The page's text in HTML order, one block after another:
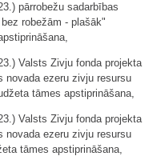
pārrobežu sadarbības
robežām - plašāk"
Valsts Zivju fonda projekta
novada ezeru zivju resursu
tāmes apstiprināšana,
Valsts Zivju fonda projekta
novada ezeru zivju resursu
tāmes apstiprināšana,